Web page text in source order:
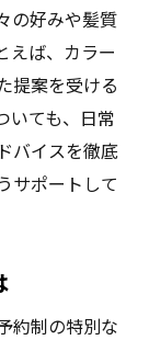
の好みや髪質
えば、カラー
提案を受ける
いても、日常
バイスを徹底
サポートして
約制の特別な